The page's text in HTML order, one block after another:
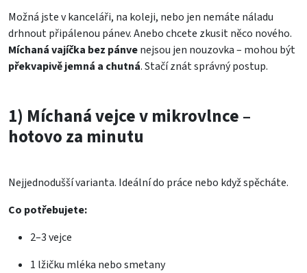
Možná jste v kanceláři, na koleji, nebo jen nemáte náladu
drhnout připálenou pánev. Anebo chcete zkusit něco nového.
Míchaná vajíčka bez pánvenejsou jen nouzovka – mohou být
překvapivě jemná a chutná. Stačí znát správný postup.
1) Míchaná vejce v mikrovlnce –
hotovo za minutu
Nejjednodušší varianta. Ideální do práce nebo když spěcháte.
Co potřebujete:
2–3vejce
1 lžičku mléka nebo smetany